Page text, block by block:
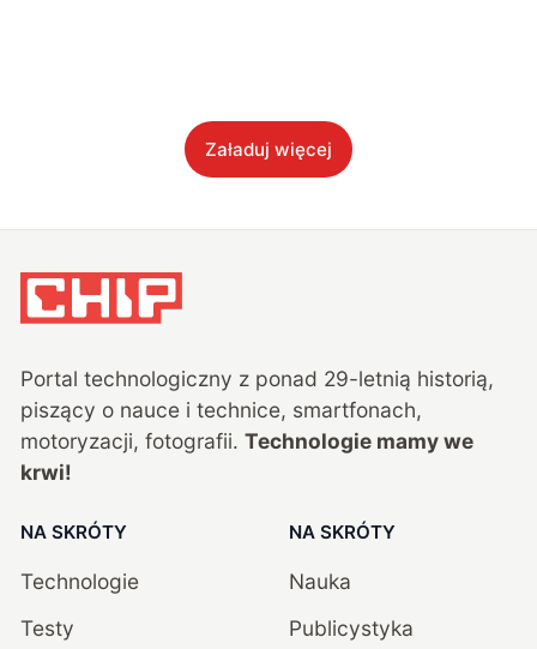
Załaduj więcej
Portal technologiczny z ponad 29-letnią historią,
piszący o nauce i technice, smartfonach,
motoryzacji, fotografii. Technologie mamy we
krwi!
NA SKRÓTY
Technologie
Testy
NA SKRÓTY
Nauka
Publicystyka